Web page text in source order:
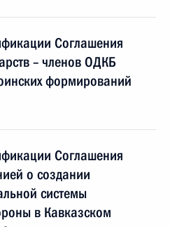
Соглашения
– членов ОДКБ
формирований
Соглашения
о создании
системы
в Кавказском